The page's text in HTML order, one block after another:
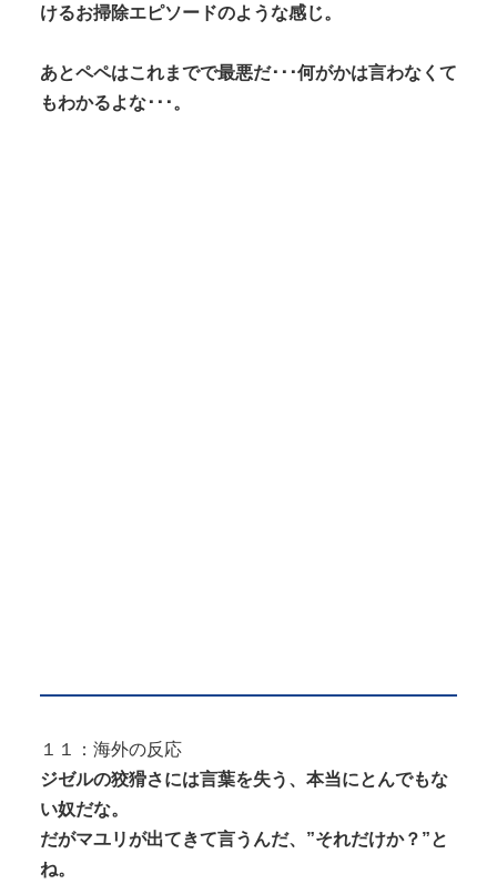
けるお掃除エピソードのような感じ。
あとペペはこれまでで最悪だ･･･何がかは言わなくて
もわかるよな･･･。
１１：海外の反応
ジゼルの狡猾さには言葉を失う、本当にとんでもな
い奴だな。
だがマユリが出てきて言うんだ、”それだけか？”と
ね。